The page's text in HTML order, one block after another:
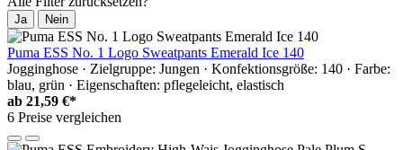
Ja Nein
Puma ESS No. 1 Logo Sweatpants Emerald Ice 140
Jogginghose · Zielgruppe: Jungen · Konfektionsgröße: 140 · Farbe:
blau, grün · Eigenschaften: pflegeleicht, elastisch
ab 21,59 €*
6 Preise vergleichen